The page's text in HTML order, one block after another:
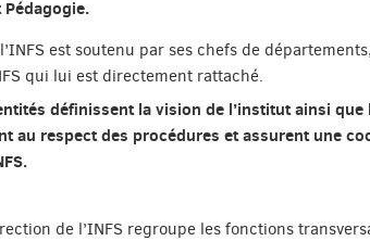
est soutenu par ses chefs de
qui lui est directement rattaché.
définissent la vision de l’institut ainsi
au respect des procédures et assurent une
de l’INFS regroupe les fonctions